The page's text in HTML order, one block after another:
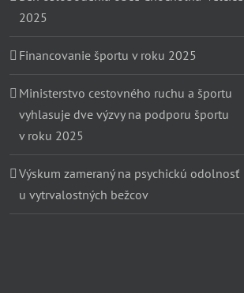
2025
Financovanie športu v roku 2025
Ministerstvo cestovného ruchu a športu
vyhlasuje dve výzvy na podporu športu
v roku 2025
Výskum zameraný na psychickú odolnosť
u vytrvalostných bežcov